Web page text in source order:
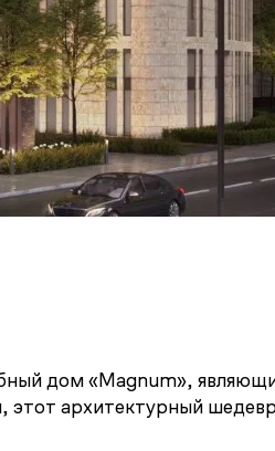
дом «Magnum»,
архитектурный шедевр